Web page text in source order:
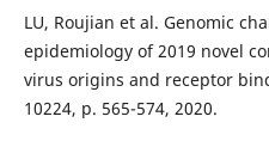
LU, Roujian et al. Genomic
epidemiology of 2019 novel
virus origins and receptor
10224, p. 565-574, 2020.